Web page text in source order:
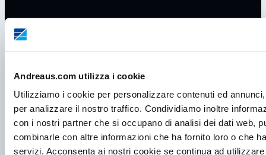
Andreaus.com utilizza i cookie
Utilizziamo i cookie per personalizzare contenuti ed
per analizzare il nostro traffico. Condividiamo inoltre
con i nostri partner che si occupano di analisi dei dati web,
combinarle con altre informazioni che ha fornito loro o che
servizi. Acconsenta ai nostri cookie se continua ad